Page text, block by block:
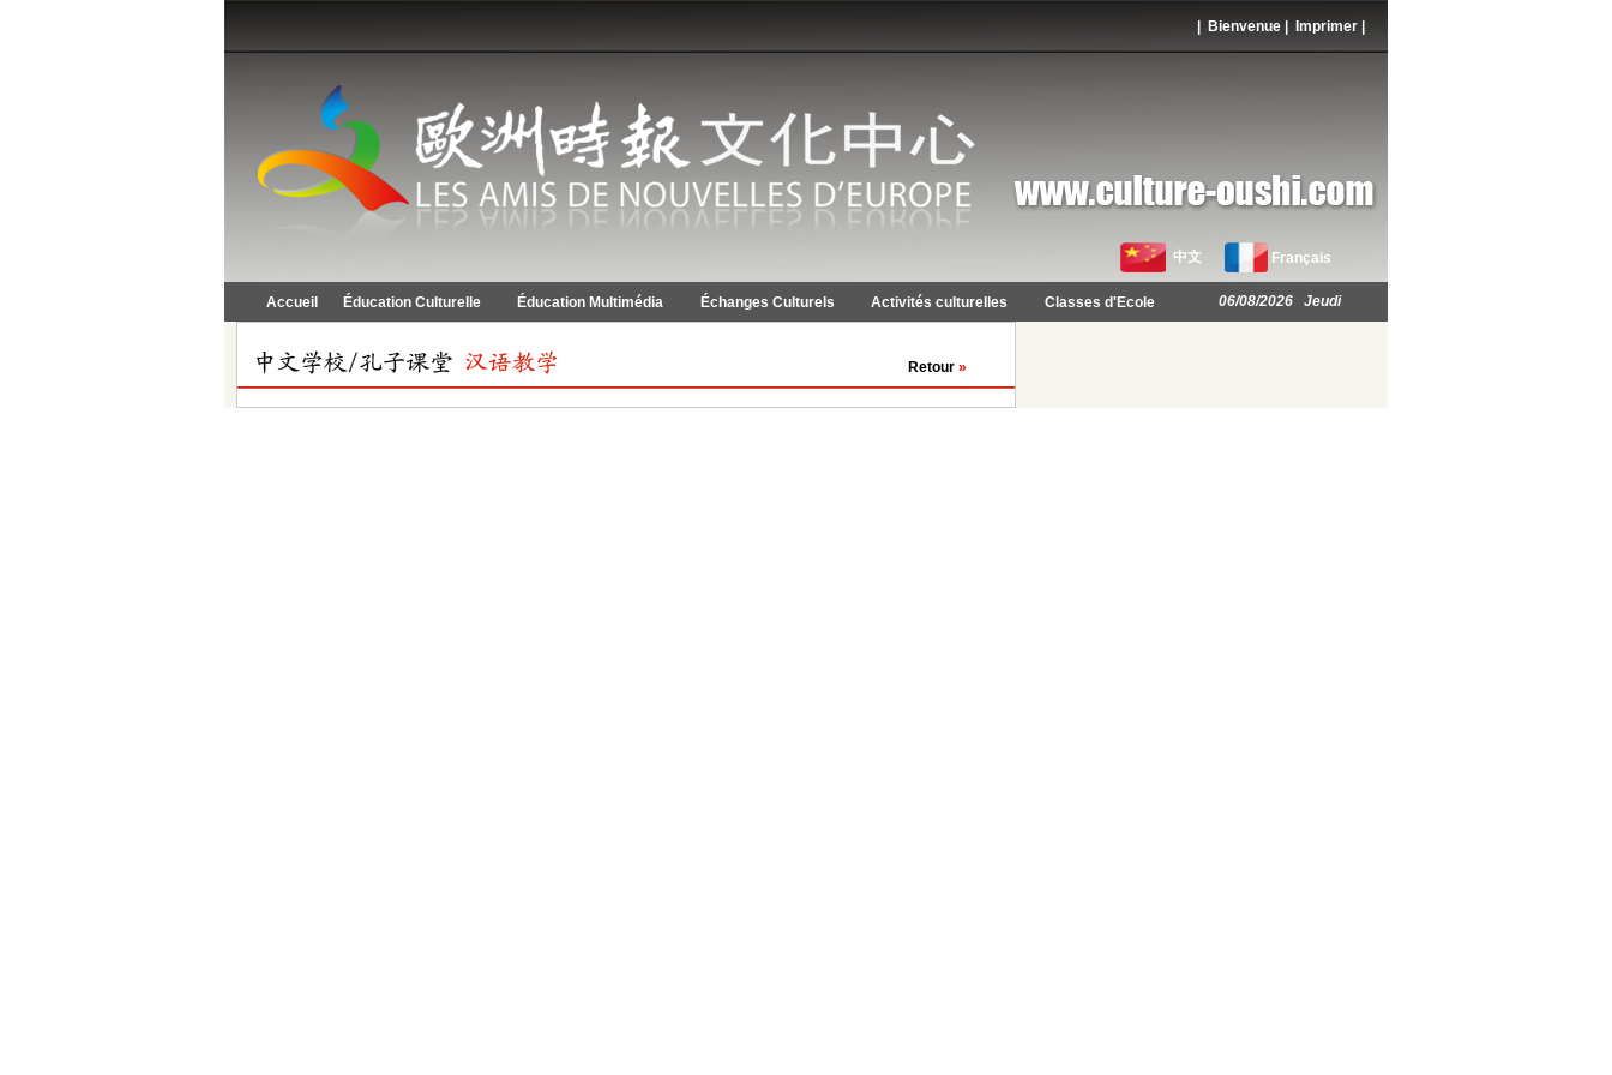
| Bienvenue | Imprimer
中文 Français
Accueil Éducation Culturelle Éducation Multimédia Échanges Culturels Activités culturelles Classes d'Ecole 06/08/2026 Jeudi
Retour »